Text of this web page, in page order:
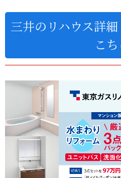
三井のリハウス詳
こ